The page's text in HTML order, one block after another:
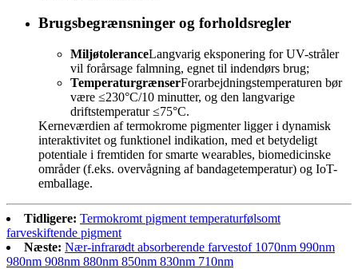
Brugsbegrænsninger og forholdsregler
MiljøtoleranceLangvarig eksponering for UV-stråler
vil forårsage falmning, egnet til indendørs brug;
TemperaturgrænserForarbejdningstemperaturen bør
være ≤230°C/10 minutter, og den langvarige
driftstemperatur ≤75°C.
Kerneværdien af termokrome pigmenter ligger i dynamisk
interaktivitet og funktionel indikation, med et betydeligt
potentiale i fremtiden for smarte wearables, biomedicinske
områder (f.eks. overvågning af bandagetemperatur) og IoT-
emballage.
Tidligere: Termokromt pigment temperaturfølsomt
farveskiftende pigment
Næste: Nær-infrarødt absorberende farvestof 1070nm 990nm
980nm 908nm 880nm 850nm 830nm 710nm